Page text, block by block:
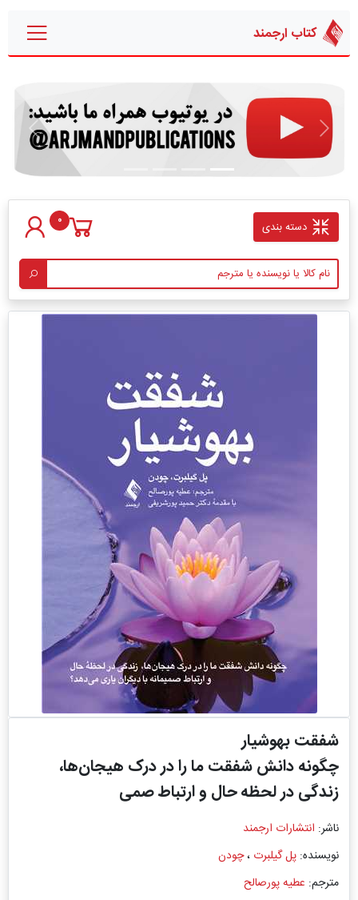
کتاب ارجمند
قبلی بعدی
دسته بندی 0
شفقت بهوشیار
چگونه دانش شفقت ما را در درک هیجان‌ها،
زندگی در لحظه حال و ارتباط ‏صمی
ناشر: انتشارات ارجمند
نویسنده: پل گیلبرت ،چودن
مترجم: عطیه پورصالح